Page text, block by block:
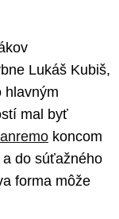
Lukáš Kubiš,
hlavným
mal byť
koncom
do súťažného
forma môže